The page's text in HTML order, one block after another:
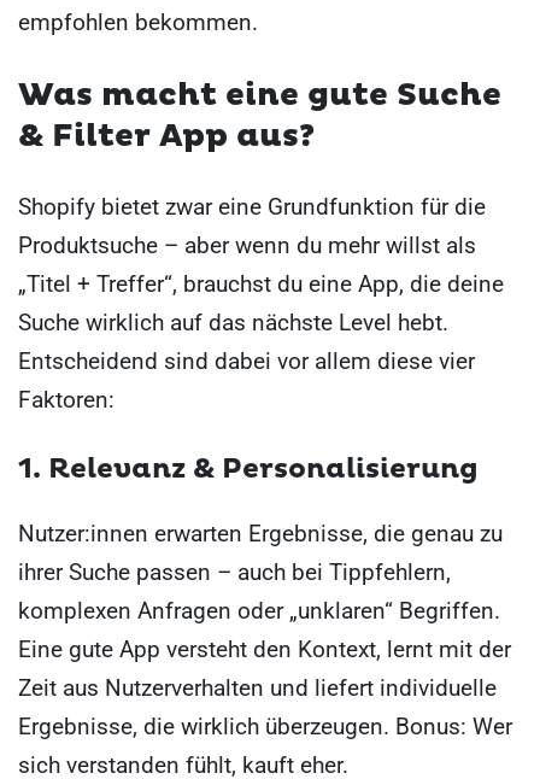
empfohlen bekommen.
Was macht eine gute Suche
& Filter App aus?
Shopify bietet zwar eine Grundfunktion für die
Produktsuche – aber wenn du mehr willst als
„Titel + Treffer“, brauchst du eine App, die deine
Suche wirklich auf das nächste Level hebt.
Entscheidend sind dabei vor allem diese vier
Faktoren:
1. Relevanz & Personalisierung
Nutzer:innen erwarten Ergebnisse, die genau zu
ihrer Suche passen – auch bei Tippfehlern,
komplexen Anfragen oder „unklaren“ Begriffen.
Eine gute App versteht den Kontext, lernt mit der
Zeit aus Nutzerverhalten und liefert individuelle
Ergebnisse, die wirklich überzeugen. Bonus: Wer
sich verstanden fühlt, kauft eher.